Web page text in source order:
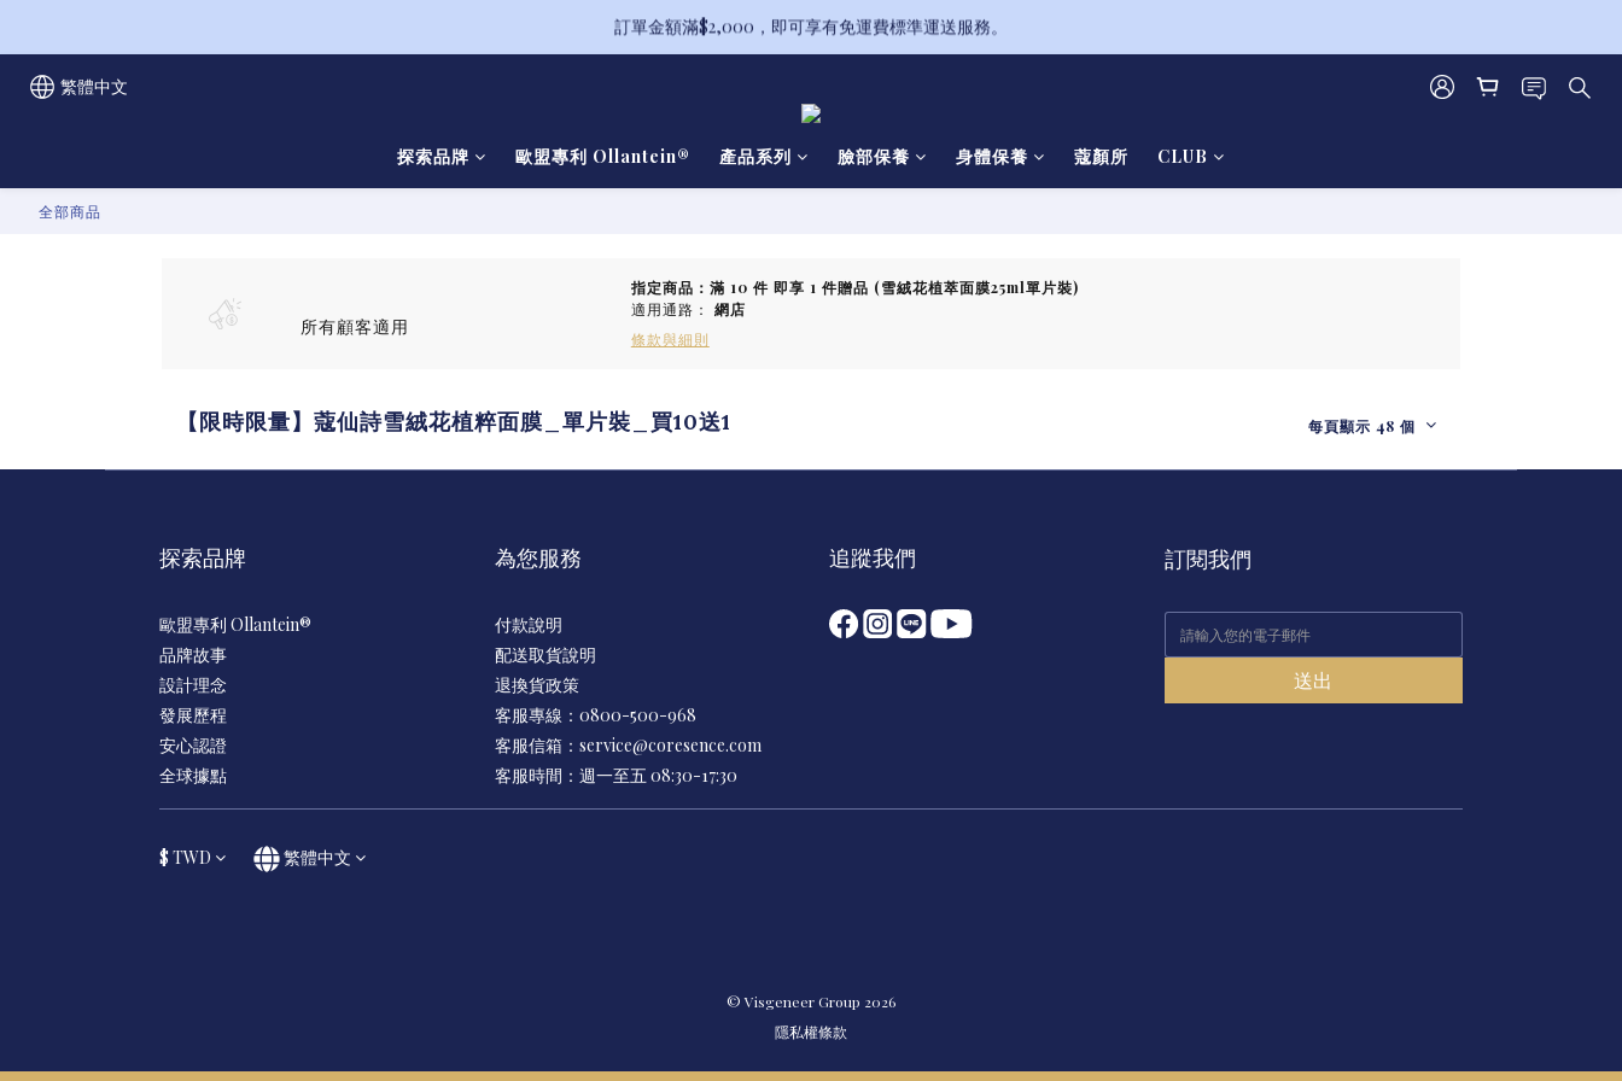
備受喜愛的山茶花系列全新升級！
訂單金額滿$2,000，即可享有免運費標準運送服務。
繁體中文
探索品牌 歐盟專利 Ollantein® 產品系列 臉部保養 身體保養 蔻顏所 CLUB
全部商品
所有顧客適用
指定商品：滿 10 件 即享 1 件贈品 (雪絨花植萃面膜25ml單片裝)
適用通路： 網店
條款與細則
【限時限量】蔻仙詩雪絨花植粹面膜_單片裝_買10送1 每頁顯示 48 個
探索品牌
歐盟專利 Ollantein®
品牌故事
設計理念
發展歷程
安心認證
全球據點
為您服務
付款說明
配送取貨說明
退換貨政策
客服專線：0800-500-968
客服信箱： service@coresence.com
客服時間：週一至五 08:30-17:30
追蹤我們 訂閱我們
送出
$ TWD 繁體中文
© Visgeneer Group 2026
隱私權條款